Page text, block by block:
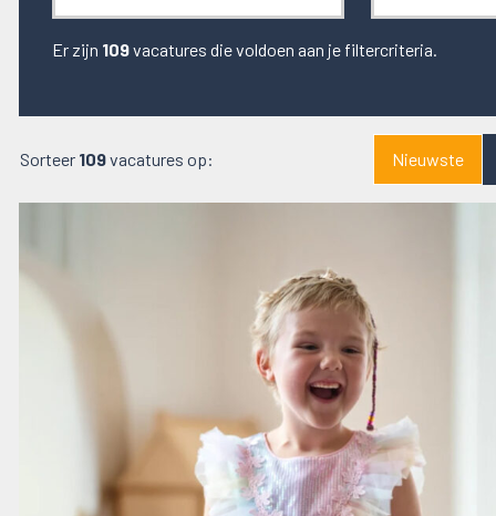
Er zijn 109vacatures die voldoen aan je filtercriteria.
Sorteer 109vacatures op: Nieuwste